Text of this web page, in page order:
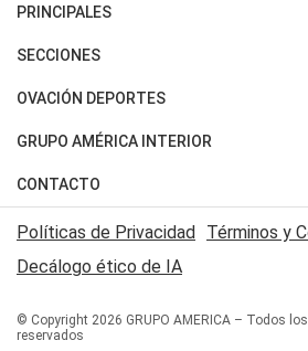
PRINCIPALES
Últimas Noticias
Política
Judiciales
Economia
SECCIONES
Horóscopo
Motores
Trucos caseros
Series y Películas
Edictos y Solicitadas
OVACIÓN DEPORTES
Fútbol
Mundial
Automovilismo
Rugby
Básquet
GRUPO AMÉRICA INTERIOR
Canal 7 en Vivo
San Juan 8
CONTACTO
Acerca de Nosotros
Contactanos
Políticas de Privacidad Términos y
Decálogo ético de IA
© Copyright 2026 GRUPO AMERICA – Todos
reservados